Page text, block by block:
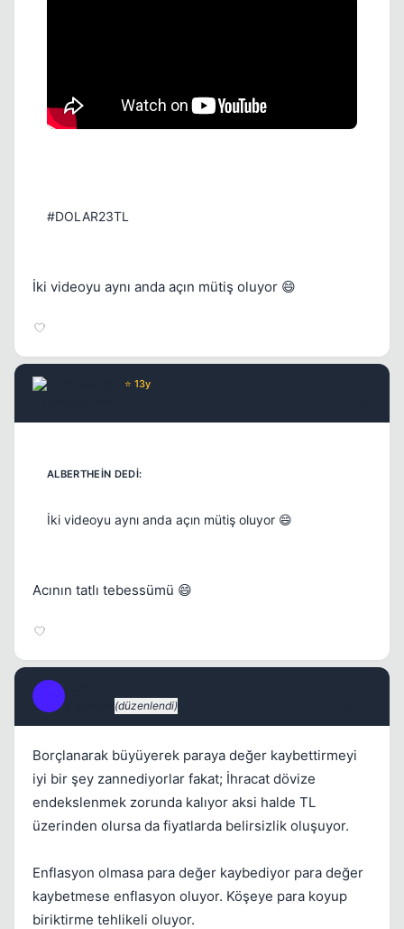
#DOLAR23TL
İki videoyu aynı anda açın mütiş oluyor 😄
⭐ 13y
İki videoyu aynı anda açın mütiş oluyor 😄
Acının tatlı tebessümü 😄
(düzenlendi)
Borçlanarak büyüyerek paraya değer kaybettirmeyi
iyi bir şey zannediyorlar fakat; İhracat dövize
endekslenmek zorunda kalıyor aksi halde TL
üzerinden olursa da fiyatlarda belirsizlik oluşuyor.
Enflasyon olmasa para değer kaybediyor para değer
kaybetmese enflasyon oluyor. Köşeye para koyup
biriktirme tehlikeli oluyor.